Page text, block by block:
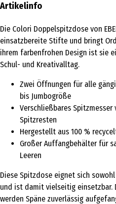
Artikelinfo
Die Colori Doppelspitzdose von
einsatzbereite Stifte und bringt
ihrem farbenfrohen Design ist sie
Schul- und Kreativalltag.
Zwei Öffnungen für alle
bis Jumbogröße
Verschließbares
Spitzresten
Hergestellt aus 100 %
Großer Auffangbehälter für
Leeren
Diese Spitzdose eignet sich
und ist damit vielseitig einsetzbar.
werden Späne zuverlässig